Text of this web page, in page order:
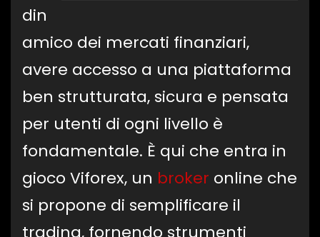
din
amico dei mercati finanziari,
avere accesso a una piattaforma
ben strutturata, sicura e pensata
per utenti di ogni livello è
fondamentale. È qui che entra in
gioco Viforex, un broker online che
si propone di semplificare il
trading, fornendo strumenti